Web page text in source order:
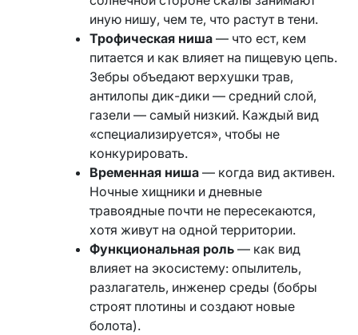
иную нишу, чем те, что растут в тени.
Трофическая ниша — что ест, кем
питается и как влияет на пищевую цепь.
Зебры объедают верхушки трав,
антилопы дик-дики — средний слой,
газели — самый низкий. Каждый вид
«специализируется», чтобы не
конкурировать.
Временная ниша — когда вид активен.
Ночные хищники и дневные
травоядные почти не пересекаются,
хотя живут на одной территории.
Функциональная роль — как вид
влияет на экосистему: опылитель,
разлагатель, инженер среды (бобры
строят плотины и создают новые
болота).